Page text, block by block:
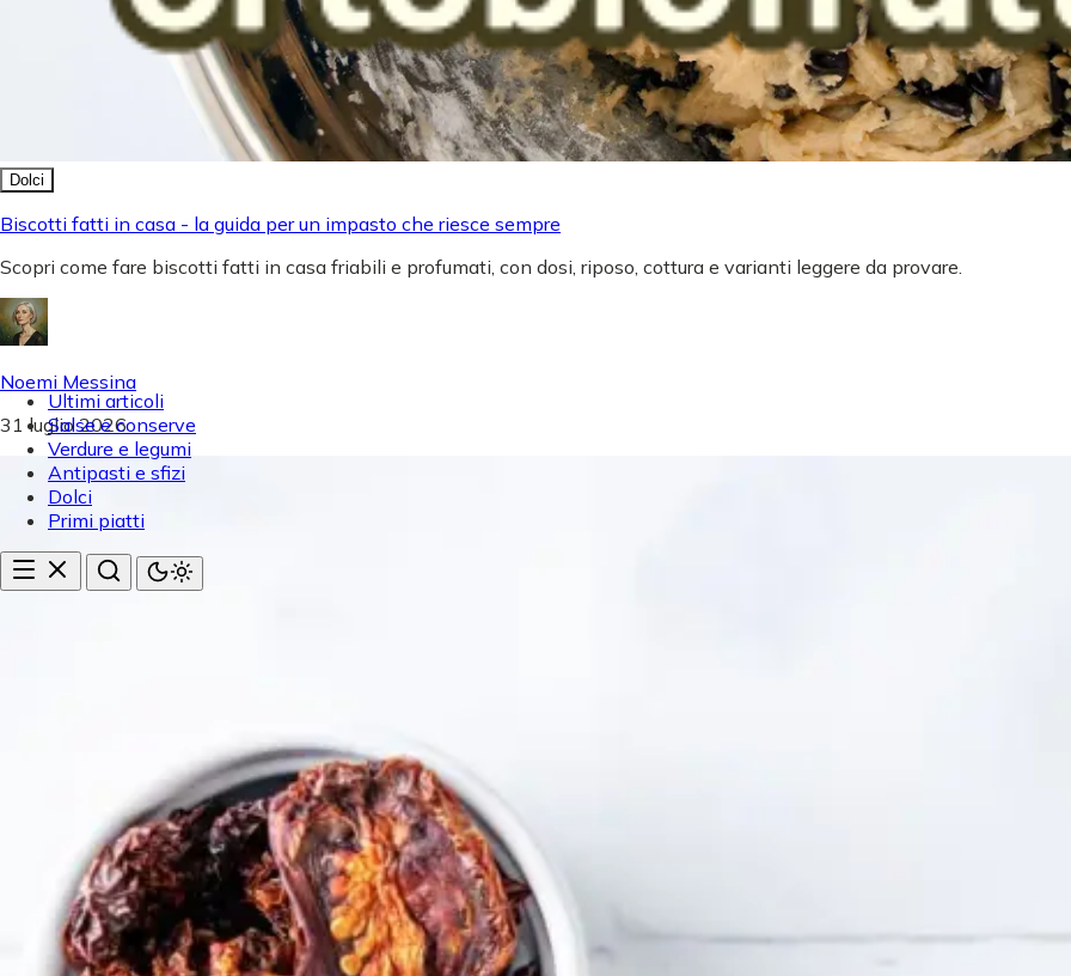
Ultimi articoli
Salse e conserve
Verdure e legumi
Antipasti e sfizi
Dolci
Primi piatti
Dolci
Biscotti fatti in casa - la guida per un impasto che riesce sempre
Scopri come fare biscotti fatti in casa friabili e profumati, con dosi, riposo, cottura e varianti leggere da provare.
Noemi Messina
31 luglio 2026